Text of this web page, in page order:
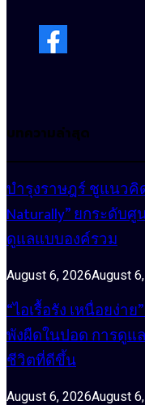
บทความล่าสุด
บำรุงราษฎร์ ชูแนวคิด
Naturally” ยกระดับ
ดูแลแบบองค์รวม
August 6, 2026August
“ไอเรื้อรัง เหนื่อยง่
พังผืดในปอด การดู
ชีวิตที่ดีขึ้น
August 6, 2026August